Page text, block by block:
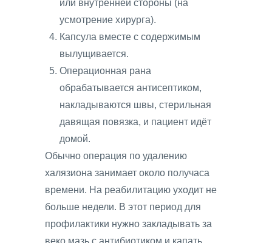
или внутренней стороны (на
усмотрение хирурга).
Капсула вместе с содержимым
вылущивается.
Операционная рана
обрабатывается антисептиком,
накладываются швы, стерильная
давящая повязка, и пациент идёт
домой.
Обычно операция по удалению
халязиона занимает около получаса
времени. На реабилитацию уходит не
больше недели. В этот период для
профилактики нужно закладывать за
веко мазь с антибиотиком и капать